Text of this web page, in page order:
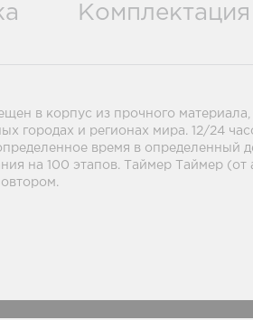
Комплектация
в корпус из прочного
городах и регионах мира. 12/24
время в определенный
на 100 этапов. Таймер Таймер (от